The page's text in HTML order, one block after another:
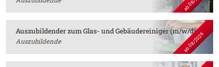
ab 08/2026
Auszubildender zum Glas- und Gebäudereiniger (m/w/d)
Auszubildende